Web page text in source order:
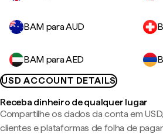
BAM para AUD
BAM para AED
USD ACCOUNT DETAILS
Receba dinheiro de qualquer lugar
Compartilhe os dados da conta em
clientes e plataformas de folha de